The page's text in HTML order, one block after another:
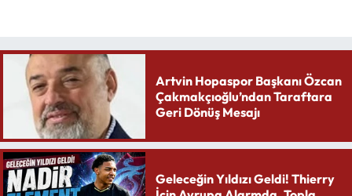
Artvin Hopaspor Başkanı Özcan
Çakmakçıoğlu’ndan Taraftara
Geri Dönüş Mesajı
Geleceğin Yıldızı Geldi! Thierry